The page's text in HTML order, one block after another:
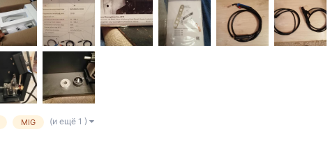
MIG (и ещё 1 )